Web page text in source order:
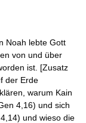
Noah lebte Gott
von und über
ist. [Zusatz
der Erde
warum Kain
4,16) und sich
und wieso die